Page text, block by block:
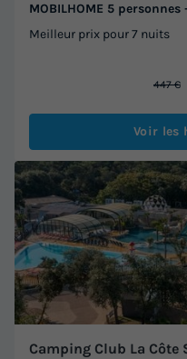
MOBILHOME 5
Meilleur prix pour 7 nuits
447 €
Voir les
Camping Club La Côte